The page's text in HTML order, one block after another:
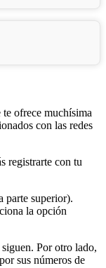
te ofrece muchísima
con las redes
registrarte con tu
parte superior).
la opción
Por otro lado,
sus números de